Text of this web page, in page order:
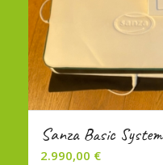
Sanza Basic System
2.990,00 €